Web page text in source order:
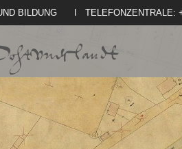
BILDUNG I TELEFONZENTRALE: